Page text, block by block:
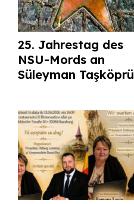
25. Jahrestag des
NSU-Mords an
Süleyman Taşköprü